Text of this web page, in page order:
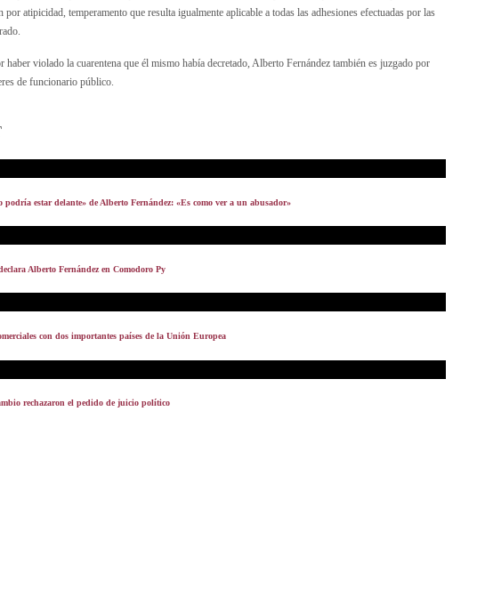
por atipicidad, temperamento que resulta igualmente aplicable a todas las adhesiones efectuadas por las
haber violado la cuarentena que él mismo había decretado, Alberto Fernández también es juzgado por
de funcionario público.
podría estar delante» de Alberto Fernández: «Es como ver a un abusador»
Alberto Fernández en Comodoro Py
con dos importantes países de la Unión Europea
rechazaron el pedido de juicio político